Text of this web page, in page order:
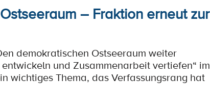
– Fraktion erneut zur
demokratischen Ostseeraum weiter
und Zusammenarbeit vertiefen“ im
wichtiges Thema, das Verfassungsrang hat